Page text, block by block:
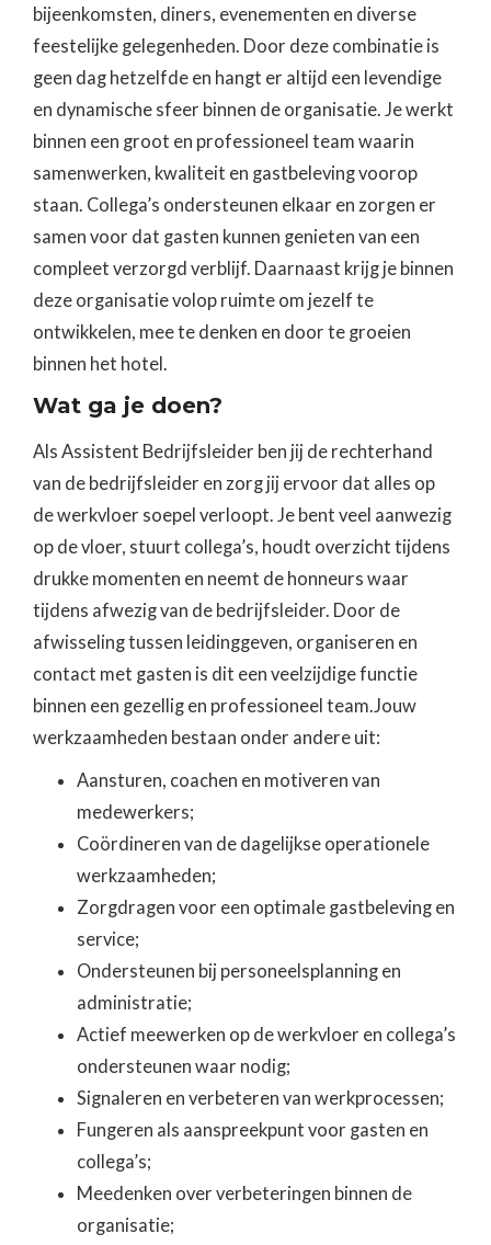
bijeenkomsten, diners, evenementen en diverse
feestelijke gelegenheden. Door deze combinatie is
geen dag hetzelfde en hangt er altijd een levendige
en dynamische sfeer binnen de organisatie. Je werkt
binnen een groot en professioneel team waarin
samenwerken, kwaliteit en gastbeleving voorop
staan. Collega’s ondersteunen elkaar en zorgen er
samen voor dat gasten kunnen genieten van een
compleet verzorgd verblijf. Daarnaast krijg je binnen
deze organisatie volop ruimte om jezelf te
ontwikkelen, mee te denken en door te groeien
binnen het hotel.
Wat ga je doen?
Als Assistent Bedrijfsleider ben jij de rechterhand
van de bedrijfsleider en zorg jij ervoor dat alles op
de werkvloer soepel verloopt. Je bent veel aanwezig
op de vloer, stuurt collega’s, houdt overzicht tijdens
drukke momenten en neemt de honneurs waar
tijdens afwezig van de bedrijfsleider. Door de
afwisseling tussen leidinggeven, organiseren en
contact met gasten is dit een veelzijdige functie
binnen een gezellig en professioneel team.Jouw
werkzaamheden bestaan onder andere uit:
Aansturen, coachen en motiveren van
medewerkers;
Coördineren van de dagelijkse operationele
werkzaamheden;
Zorgdragen voor een optimale gastbeleving en
service;
Ondersteunen bij personeelsplanning en
administratie;
Actief meewerken op de werkvloer en collega’s
ondersteunen waar nodig;
Signaleren en verbeteren van werkprocessen;
Fungeren als aanspreekpunt voor gasten en
collega’s;
Meedenken over verbeteringen binnen de
organisatie;